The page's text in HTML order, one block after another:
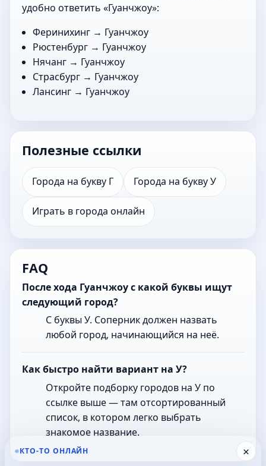
удобно ответить «Гуанчжоу»:
Феринихинг → Гуанчжоу
Рюстенбург → Гуанчжоу
Нячанг → Гуанчжоу
Страсбург → Гуанчжоу
Лансинг → Гуанчжоу
Полезные ссылки
Города на букву Г Города на букву У
Играть в города онлайн
FAQ
После хода Гуанчжоу с какой буквы ищут
следующий город?
С буквы У. Соперник должен назвать
любой город, начинающийся на неё.
Как быстро найти вариант на У?
Откройте подборку городов на У по
ссылке выше — там отсортированный
список, в котором легко выбрать
знакомое название.
×
КТО-ТО ОНЛАЙН